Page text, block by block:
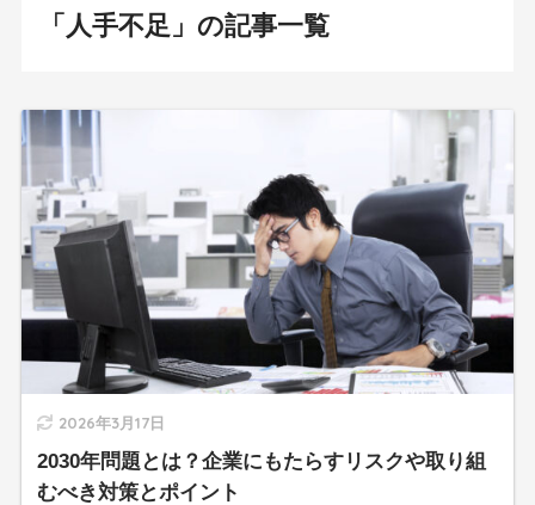
「人手不足」の記事一覧
2026年3月17日
2030年問題とは？企業にもたらすリスクや取り組
むべき対策とポイント